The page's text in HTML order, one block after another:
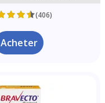
(406)
Acheter